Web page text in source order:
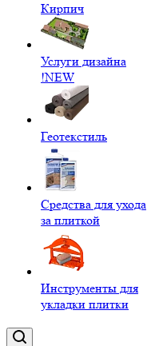
Кирпич
Услуги дизайна
!NEW
Геотекстиль
Средства для ухода
за плиткой
Инструменты для
укладки плитки